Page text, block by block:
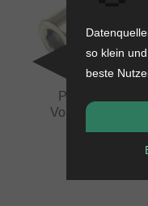
Profile "Titan"
Vorbauschraube
0.07 kg
so klein
beste